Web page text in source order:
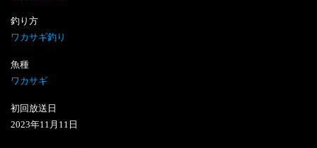
釣り方
ワカサギ釣り
魚種
ワカサギ
初回放送日
2023年11 月 11 日